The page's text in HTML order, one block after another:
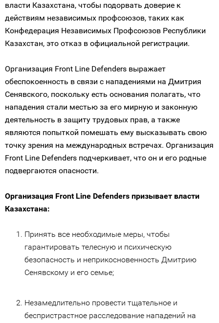
власти Казахстана, чтобы подорвать доверие к
действиям независимых профсоюзов, таких как
Конфедерация Независимых Профсоюзов Республики
Казахстан, это отказ в официальной регистрации.
Организация Front Line Defenders выражает
обеспокоенность в связи с нападениями на Дмитрия
Сенявского, поскольку есть основания полагать, что
нападения стали местью за его мирную и законную
деятельность в защиту трудовых прав, а также
являются попыткой помешать ему высказывать свою
точку зрения на международных встречах. Организация
Front Line Defenders подчеркивает, что он и его родные
подвергаются опасности.
Организация Front Line Defenders призывает власти
Казахстана:
Принять все необходимые меры, чтобы
гарантировать телесную и психическую
безопасность и неприкосновенность Дмитрию
Сенявскому и его семье;
Незамедлительно провести тщательное и
беспристрастное расследование нападений на